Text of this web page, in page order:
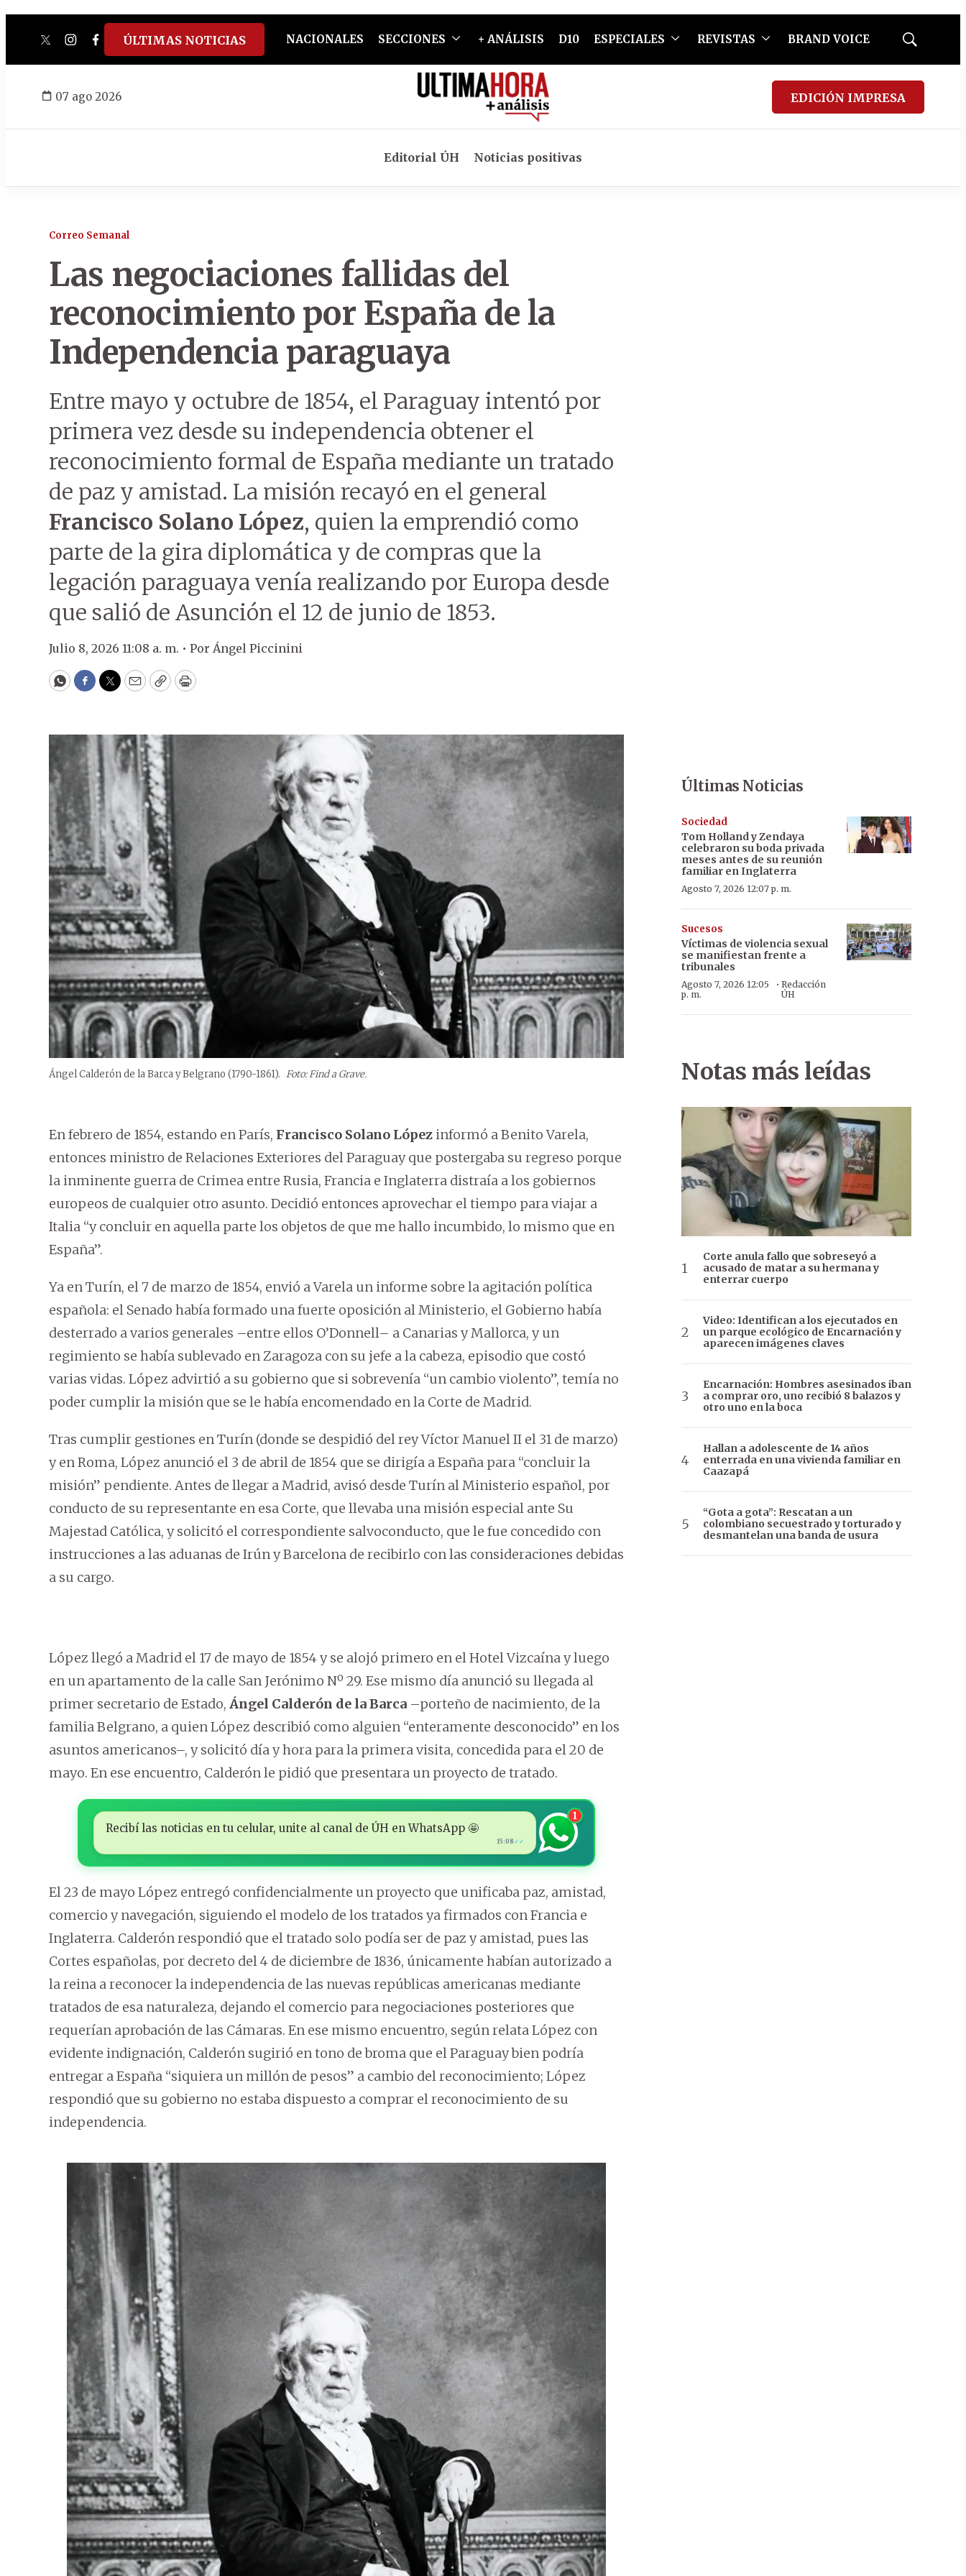
twitterinstagram
facebook
tiktokyoutube
spotify
ÚLTIMAS NOTICIAS NACIONALES SECCIONES + ANÁLISIS D10 ESPECIALES REVISTAS BRAND VOICE
Mostrar
07 ago 2026 EDICIÓN IMPRESA
Editorial ÚH Noticias positivas
Correo Semanal
Las negociaciones fallidas del
reconocimiento por España de la
Independencia paraguaya
Entre mayo y octubre de 1854, el Paraguay intentó por
primera vez desde su independencia obtener el
reconocimiento formal de España mediante un tratado
de paz y amistad. La misión recayó en el general
Francisco Solano López, quien la emprendió como
parte de la gira diplomática y de compras que la
legación paraguaya venía realizando por Europa desde
que salió de Asunción el 12 de junio de 1853.
Julio 8, 2026 11:08 a. m. • Por Ángel Piccinini
WhatsApp
Facebook
Twitter
EmailCopyPrint
Ángel Calderón de la Barca y Belgrano (1790-1861). Foto: Find a Grave.
En febrero de 1854, estando en París, Francisco Solano Lópezinformó a Benito Varela,
entonces ministro de Relaciones Exteriores del Paraguay que postergaba su regreso porque
la inminente guerra de Crimea entre Rusia, Francia e Inglaterra distraía a los gobiernos
europeos de cualquier otro asunto. Decidió entonces aprovechar el tiempo para viajar a
Italia “y concluir en aquella parte los objetos de que me hallo incumbido, lo mismo que en
España”.
Ya en Turín, el 7 de marzo de 1854, envió a Varela un informe sobre la agitación política
española: el Senado había formado una fuerte oposición al Ministerio, el Gobierno había
desterrado a varios generales –entre ellos O’Donnell– a Canarias y Mallorca, y un
regimiento se había sublevado en Zaragoza con su jefe a la cabeza, episodio que costó
varias vidas. López advirtió a su gobierno que si sobrevenía “un cambio violento”, temía no
poder cumplir la misión que se le había encomendado en la Corte de Madrid.
Tras cumplir gestiones en Turín (donde se despidió del rey Víctor Manuel II el 31 de marzo)
y en Roma, López anunció el 3 de abril de 1854 que se dirigía a España para “concluir la
misión” pendiente. Antes de llegar a Madrid, avisó desde Turín al Ministerio español, por
conducto de su representante en esa Corte, que llevaba una misión especial ante Su
Majestad Católica, y solicitó el correspondiente salvoconducto, que le fue concedido con
instrucciones a las aduanas de Irún y Barcelona de recibirlo con las consideraciones debidas
a su cargo.
López llegó a Madrid el 17 de mayo de 1854 y se alojó primero en el Hotel Vizcaína y luego
en un apartamento de la calle San Jerónimo Nº 29. Ese mismo día anunció su llegada al
primer secretario de Estado, Ángel Calderón de la Barca –porteño de nacimiento, de la
familia Belgrano, a quien López describió como alguien “enteramente desconocido” en los
asuntos americanos–, y solicitó día y hora para la primera visita, concedida para el 20 de
mayo. En ese encuentro, Calderón le pidió que presentara un proyecto de tratado.
Recibí las noticias en tu celular, unite al canal de ÚH en WhatsApp 🤩
15:08 ✓✓
1
El 23 de mayo López entregó confidencialmente un proyecto que unificaba paz, amistad,
comercio y navegación, siguiendo el modelo de los tratados ya firmados con Francia e
Inglaterra. Calderón respondió que el tratado solo podía ser de paz y amistad, pues las
Cortes españolas, por decreto del 4 de diciembre de 1836, únicamente habían autorizado a
la reina a reconocer la independencia de las nuevas repúblicas americanas mediante
tratados de esa naturaleza, dejando el comercio para negociaciones posteriores que
requerían aprobación de las Cámaras. En ese mismo encuentro, según relata López con
evidente indignación, Calderón sugirió en tono de broma que el Paraguay bien podría
entregar a España “siquiera un millón de pesos” a cambio del reconocimiento; López
respondió que su gobierno no estaba dispuesto a comprar el reconocimiento de su
independencia.
Últimas Noticias
Sociedad
Tom Holland y Zendaya
celebraron su boda privada
meses antes de su reunión
familiar en Inglaterra
Agosto 7, 2026 12:07 p. m.
Sucesos
Víctimas de violencia sexual
se manifiestan frente a
tribunales
Agosto 7, 2026 12:05
p. m.
·Redacción
ÚH
Notas más leídas
Corte anula fallo que sobreseyó a
acusado de matar a su hermana y
enterrar cuerpo
Video: Identifican a los ejecutados en
un parque ecológico de Encarnación y
aparecen imágenes claves
Encarnación: Hombres asesinados iban
a comprar oro, uno recibió 8 balazos y
otro uno en la boca
Hallan a adolescente de 14 años
enterrada en una vivienda familiar en
Caazapá
“Gota a gota”: Rescatan a un
colombiano secuestrado y torturado y
desmantelan una banda de usura